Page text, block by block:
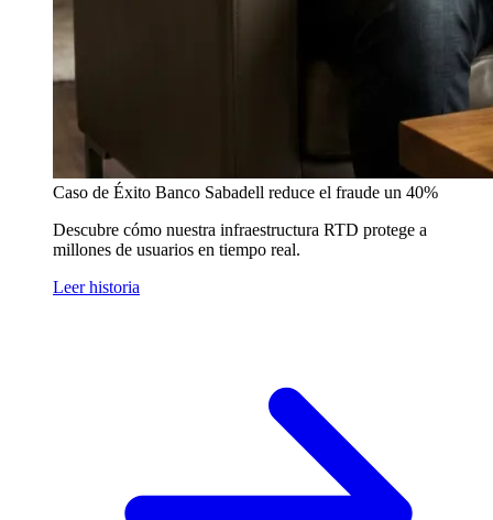
Caso de Éxito Banco Sabadell reduce el fraude un 40%
Descubre cómo nuestra infraestructura RTD protege a
millones de usuarios en tiempo real.
Leer historia